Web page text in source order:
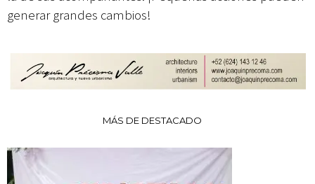
generar grandes cambios!
MÁS DE DESTACADO